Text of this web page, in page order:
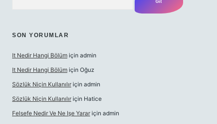
SON YORUMLAR
It Nedir Hangi Bölüm için admin
It Nedir Hangi Bölüm için Oğuz
Sözlük Niçin Kullanılır için admin
Sözlük Niçin Kullanılır için Hatice
Felsefe Nedir Ve Ne Işe Yarar için admin